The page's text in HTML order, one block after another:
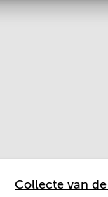
Collecte van